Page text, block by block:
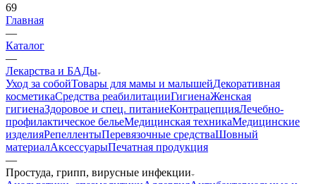
69
Главная
—
Каталог
—
Лекарства и БАДы
Уход за собойТовары для мамы и малышейДекоративная
косметикаСредства реабилитацииГигиенаЖенская
гигиенаЗдоровое и спец. питаниеКонтрацепцияЛечебно-
профилактическое бельеМедицинская техникаМедицинские
изделияРепеллентыПеревязочные средстваШовный
материалАксессуарыПечатная продукция
—
Простуда, грипп, вирусные инфекции